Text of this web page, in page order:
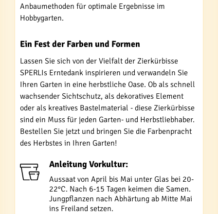
Anbaumethoden für optimale Ergebnisse im
Hobbygarten.
Ein Fest der Farben und Formen
Lassen Sie sich von der Vielfalt der Zierkürbisse
SPERLIs Erntedank inspirieren und verwandeln Sie
Ihren Garten in eine herbstliche Oase. Ob als schnell
wachsender Sichtschutz, als dekoratives Element
oder als kreatives Bastelmaterial - diese Zierkürbisse
sind ein Muss für jeden Garten- und Herbstliebhaber.
Bestellen Sie jetzt und bringen Sie die Farbenpracht
des Herbstes in Ihren Garten!
Anleitung Vorkultur:
Aussaat von April bis Mai unter Glas bei 20-
22°C. Nach 6-15 Tagen keimen die Samen.
Jungpflanzen nach Abhärtung ab Mitte Mai
ins Freiland setzen.